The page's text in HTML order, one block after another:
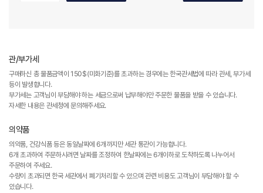
관/부가세
구매하신 총 물품금액이 150$(미화기준)를 초과하는 경우에는 한국관세법에 따라 관세, 부가세
등이 발생합니다.
부가세는 고객님이 부담해야 하는 세금으로써 납부해야만 주문한 물품을 받을 수 있습니다.
자세한 내용은 관세청에 문의해주세요.
의약품
의약품, 건강식품 등은 동일날짜에 6개까지만 세관 통관이 가능합니다.
6개 초과하여 주문하시려면 날짜를 조정하여 한날짜에는 6개이하로 도착하도록 나누어서
주문하여 주세요.
수량이 초과되면 한국 세관에서 폐기처리할 수 있으며 관련 비용도 고객님이 부담해야 할 수
있습니다.